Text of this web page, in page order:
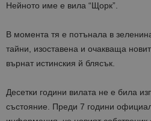
Нейното име е вила “Щорк”.
В момента тя е потънала в
тайни, изоставена и очакваща
върнат истинския й блясък.
Десетки години вилата не е била
състояние. Преди 7 години